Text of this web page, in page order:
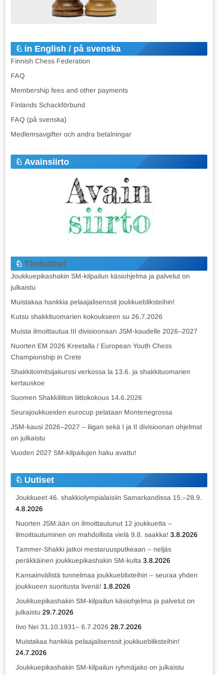
in English / på svenska
Finnish Chess Federation
FAQ
Membership fees and other payments
Finlands Schackförbund
FAQ (på svenska)
Medlemsavgifter och andra betalningar
Avainsiirto
Tiedotteet
Joukkuepikashakin SM-kilpailun käsiohjelma ja palvelut on
julkaistu
Muistakaa hankkia pelaajalisenssit joukkuebliksteihin!
Kutsu shakkituomarien kokoukseen su 26.7.2026
Muista ilmoittautua III divisioonaan JSM-kaudelle 2026–2027
Nuorten EM 2026 Kreetalla / European Youth Chess
Championship in Crete
Shakkitoimitsijakurssi verkossa la 13.6. ja shakkituomarien
kertauskoe
Suomen Shakkiliiton liittokokous 14.6.2026
Seurajoukkueiden eurocup pelataan Montenegrossa
JSM-kausi 2026–2027 – liigan sekä I ja II divisioonan ohjelmat
on julkaistu
Vuoden 2027 SM-kilpailujen haku avattu!
Uutiset
Joukkueet 46. shakkiolympialaisiin Samarkandissa 15.–28.9.
4.8.2026
Nuorten JSM:ään on ilmoittautunut 12 joukkuetta –
ilmoittautuminen on mahdollista vielä 9.8. saakka! 3.8.2026
Tammer-Shakki jatkoi mestaruusputkeaan – neljäs
peräkkäinen joukkuepikashakin SM-kulta 3.8.2026
Kansainvälistä tunnelmaa joukkueblixteihin – seuraa yhden
joukkueen suoritusta livenä! 1.8.2026
Joukkuepikashakin SM-kilpailun käsiohjelma ja palvelut on
julkaistu 29.7.2026
Iivo Nei 31.10.1931– 6.7.2026 28.7.2026
Muistakaa hankkia pelaajalisenssit joukkuebliksteihin!
24.7.2026
Joukkuepikashakin SM-kilpailun ryhmäjako on julkaistu